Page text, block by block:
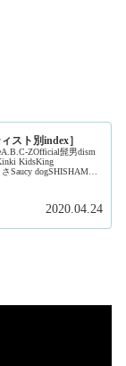
スト別index］
ZOfficial髭男dism
KidsKing
Saucy dogSHISHAMO
2020.04.24